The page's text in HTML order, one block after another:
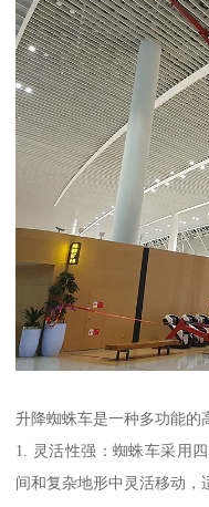
升降蜘蛛车是一种多功能的
1. 灵活性强：蜘蛛车采用
间和复杂地形中灵活移动，